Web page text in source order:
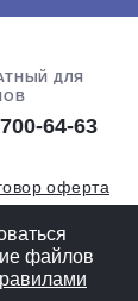
ДЛЯ
64-63
оферта
СОУТ
файлов